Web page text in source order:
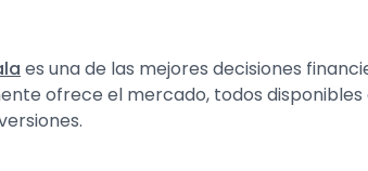
es una de las mejores decisiones
ofrece el mercado, todos disponibles